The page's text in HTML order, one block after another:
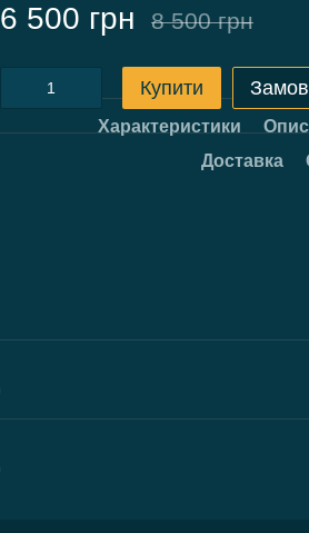
6 500 грн 8 500 грн
Купити
Характеристики Опис
Доставка